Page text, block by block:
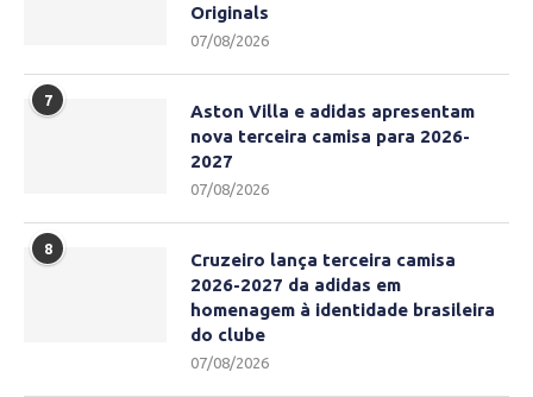
Originals
07/08/2026
7
Aston Villa e adidas apresentam
nova terceira camisa para 2026-
2027
07/08/2026
8
Cruzeiro lança terceira camisa
2026-2027 da adidas em
homenagem à identidade brasileira
do clube
07/08/2026